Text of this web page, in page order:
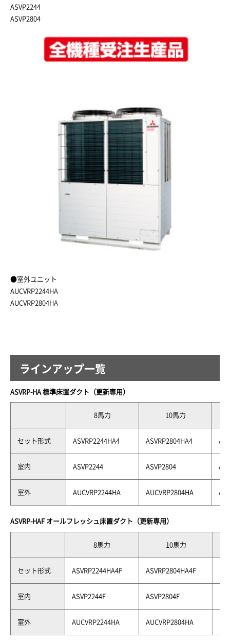
ASVP2244
ASVP2804
●室外ユニット
AUCVRP2244HA
AUCVRP2804HA
ラインアップ一覧
ASVRP-HA 標準床置ダクト（更新専用）
8馬力 10馬力
セット形式 ASVRP2244HA4 ASVRP2804HA4
室内 ASVP2244 ASVP2804
室外 AUCVRP2244HA AUCVRP2804HA
ASVRP-HAF オールフレッシュ床置ダクト（更新専用）
8馬力 10馬力
セット形式 ASVRP2244HA4F ASVRP2804HA4F
室内 ASVP2244F ASVP2804F
室外 AUCVRP2244HA AUCVRP2804HA